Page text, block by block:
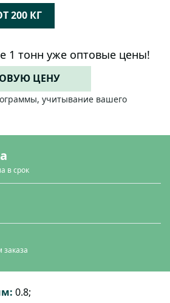
200 КГ
1 тонн уже оптовые цены!
ЦЕНУ
учитывание вашего
в срок
0.8;